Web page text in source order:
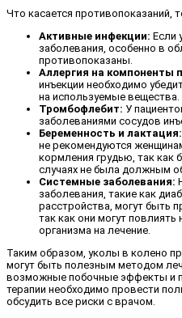
Что касается противопоказаний,
Активные инфекции: Если
заболевания, особенно в
противопоказаны.
Аллергия на компоненты
инъекции необходимо
на используемые вещества.
Тромбофлебит: У
заболеваниями сосудов
Беременность и лактация:
не рекомендуются
кормления грудью, так как
случаях не была должным
Системные заболевания:
заболевания, такие как
расстройства, могут быть
так как они могут
организма на лечение.
Таким образом, уколы в колено
могут быть полезным методом
возможные побочные эффекты и
терапии необходимо провести
обсудить все риски с врачом.